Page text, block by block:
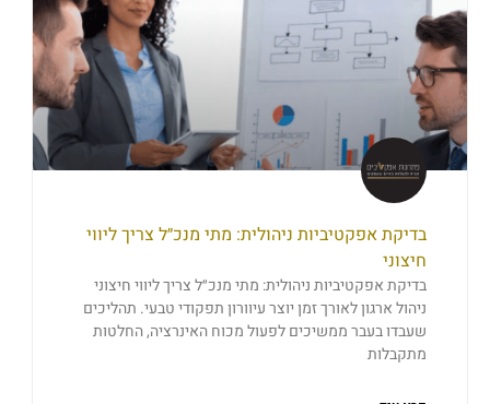
בדיקת אפקטיביות ניהולית: מתי מנכ״ל צריך ליווי
חיצוני
בדיקת אפקטיביות ניהולית: מתי מנכ״ל צריך ליווי חיצוני
ניהול ארגון לאורך זמן יוצר עיוורון תפקודי טבעי. תהליכים
שעבדו בעבר ממשיכים לפעול מכוח האינרציה, החלטות
מתקבלות